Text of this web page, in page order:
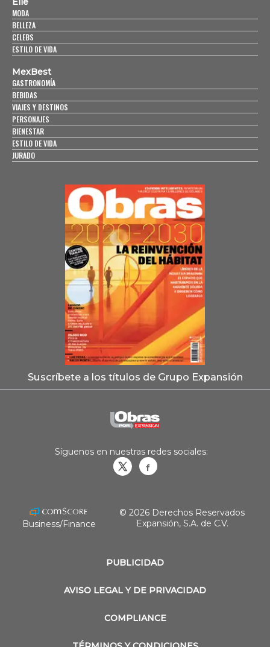
MODA
BELLEZA
CELEBS
ESTILO DE VIDA
MexBest
GASTRONOMÍA
BEBIDAS
VIAJES Y DESTINOS
PERSONAJES
BIENESTAR
ESTILO DE VIDA
JURADO
Suscríbete a los títulos de Grupo Expansión
PUBLICIDAD
AVISO LEGAL Y DE PRIVACIDAD
COMPLIANCE
Síguenos en nuestras redes sociales:
Business/Finance
© 2026 Derechos Reservados
Expansión, S.A. de C.V.